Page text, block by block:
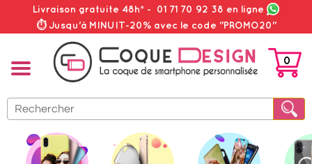
Livraison gratuite 48h* - 01 71 70 92 38 en ligne
⏱ Jusqu'à MINUIT-20% avec le code "PROMO20"
PANIER
0